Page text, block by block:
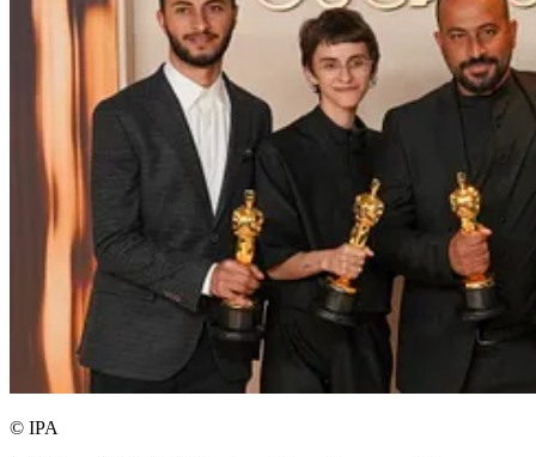
© IPA